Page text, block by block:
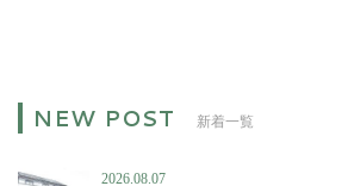
新着一覧
2026.08.07